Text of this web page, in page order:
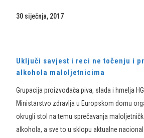
30 siječnja, 2017
Uključi savjest i reci ne točenju i
alkohola maloljetnicima
Grupacija proizvođača piva, slada i hmelja
Ministarstvo zdravlja u Europskom domu
okrugli stol na temu sprečavanja
alkohola, a sve to u sklopu aktualne